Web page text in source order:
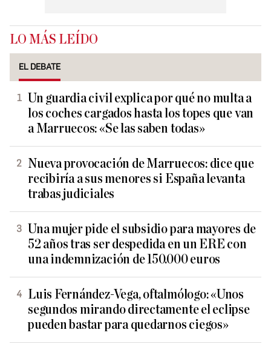
LO MÁS LEÍDO
EL DEBATE
Un guardia civil explica por qué no multa a
los coches cargados hasta los topes que van
a Marruecos: «Se las saben todas»
Nueva provocación de Marruecos: dice que
recibiría a sus menores si España levanta
trabas judiciales
Una mujer pide el subsidio para mayores de
52 años tras ser despedida en un ERE con
una indemnización de 150.000 euros
Luis Fernández-Vega, oftalmólogo: «Unos
segundos mirando directamente el eclipse
pueden bastar para quedarnos ciegos»